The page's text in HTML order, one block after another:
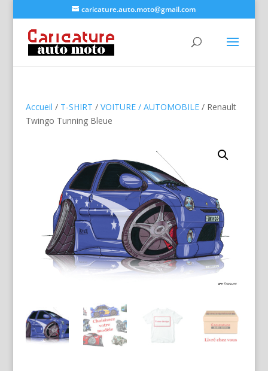
caricature.auto.moto@gmail.com
Accueil / T-SHIRT / VOITURE / AUTOMOBILE/ Renault
Twingo Tunning Bleue